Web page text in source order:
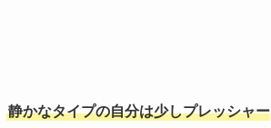
静かなタイプの自分は少しプレッシャー